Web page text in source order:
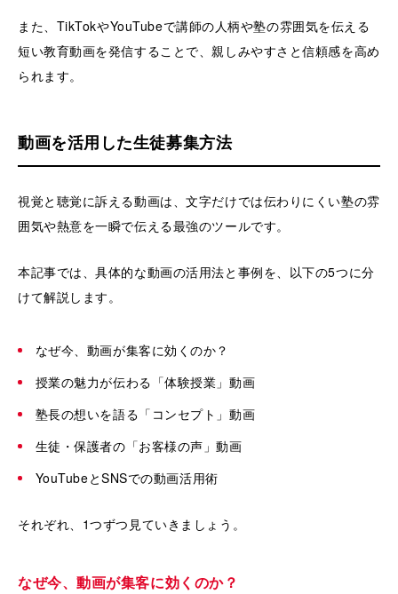
また、TikTokやYouTubeで講師の人柄や塾の雰囲気を伝える
短い教育動画を発信することで、親しみやすさと信頼感を高め
られます。
動画を活用した生徒募集方法
視覚と聴覚に訴える動画は、文字だけでは伝わりにくい塾の雰
囲気や熱意を一瞬で伝える最強のツールです。
本記事では、具体的な動画の活用法と事例を、以下の5つに分
けて解説します。
なぜ今、動画が集客に効くのか？
授業の魅力が伝わる「体験授業」動画
塾長の想いを語る「コンセプト」動画
生徒・保護者の「お客様の声」動画
YouTubeとSNSでの動画活用術
それぞれ、1つずつ見ていきましょう。
なぜ今、動画が集客に効くのか？